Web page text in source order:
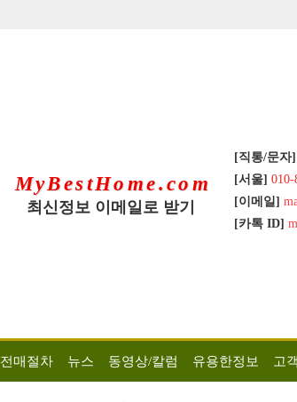
MyBestHome.com
최신정보 이메일로 받기
[직통/문자]
[서울] 010-
[이메일]
[카톡 ID]
전매절차 뉴스 동영상/칼럼 유용한정보 고